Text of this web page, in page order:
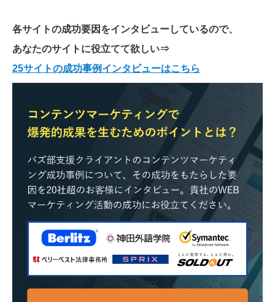
各サイトの成功要因をインタビューしているので、
あなたのサイトに役立てて欲しい⇒
25サイトの成功事例インタビューはこちら